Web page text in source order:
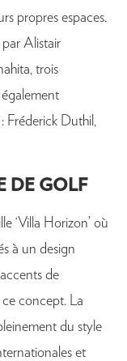
propres espaces.
Alistair
trois
Fréderick Duthil,
DE GOLF
‘Villa Horizon’ où
à un design
de
concept. La
du style
et